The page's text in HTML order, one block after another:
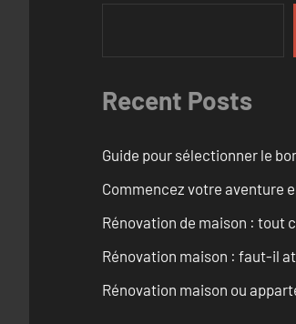
Recent Posts
Guide pour sélectionner le
Commencez votre aventure
Rénovation de maison : tout
Rénovation maison : faut-il
Rénovation maison ou